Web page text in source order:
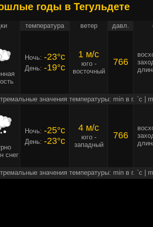
годы в Тегульдете
температура ветер давл.
Ночь: -23°c
День: -19°c
1 м/c
юго -
восточный
766
значения температуры: min в г. `c |
снег
Ночь: -25°c
День: -23°c
4 м/c
юго -
западный
766
значения температуры: min в г. `c |